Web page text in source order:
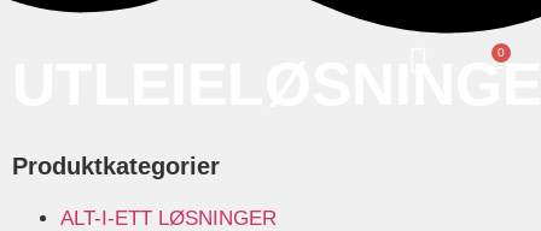
0
Produktkategorier
ALT-I-ETT LØSNINGER